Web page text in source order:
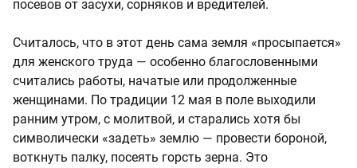
посевов от засухи, сорняков и вредителей.
Считалось, что в этот день сама земля «просыпается»
для женского труда — особенно благословенными
считались работы, начатые или продолженные
женщинами. По традиции 12 мая в поле выходили
ранним утром, с молитвой, и старались хотя бы
символически «задеть» землю — провести бороной,
воткнуть палку, посеять горсть зерна. Это